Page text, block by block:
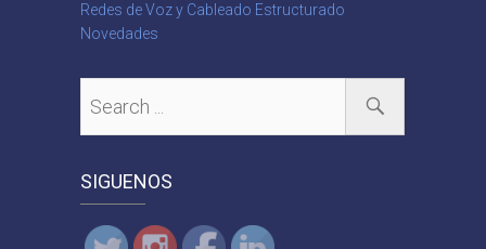
Redes de Voz y Cableado Estructurado
Novedades
SIGUENOS